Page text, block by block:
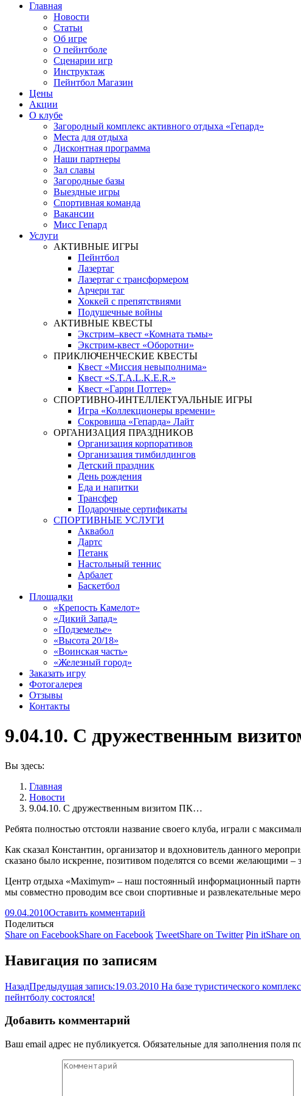
Главная
Новости
Статьи
Об игре
О пейнтболе
Сценарии игр
Инструктаж
Пейнтбол Магазин
Цены
Акции
О клубе
Загородный комплекс активного отдыха «Гепард»
Места для отдыха
Дисконтная программа
Наши партнеры
Зал славы
Загородные базы
Выездные игры
Спортивная команда
Вакансии
Мисс Гепард
Услуги
АКТИВНЫЕ ИГРЫ
Пейнтбол
Лазертаг
Лазертаг с трансформером
Арчери таг
Хоккей с препятствиями
Подушечные войны
АКТИВНЫЕ КВЕСТЫ
Экстрим–квест «Комната тьмы»
Экстрим-квест «Оборотни»
ПРИКЛЮЧЕНЧЕСКИЕ КВЕСТЫ
Квест «Миссия невыполнима»
Квест «S.T.A.L.K.E.R.»
Квест «Гарри Поттер»
СПОРТИВНО-ИНТЕЛЛЕКТУАЛЬНЫЕ ИГРЫ
Игра «Коллекционеры времени»
Сокровища «Гепарда» Лайт
ОРГАНИЗАЦИЯ ПРАЗДНИКОВ
Организация корпоративов
Организация тимбилдингов
Детский праздник
День рождения
Еда и напитки
Трансфер
Подарочные сертификаты
СПОРТИВНЫЕ УСЛУГИ
Аквабол
Дартс
Петанк
Настольный теннис
Арбалет
Баскетбол
Площадки
«Крепость Камелот»
«Дикий Запад»
«Подземелье»
«Высота 20/18»
«Воинская часть»
«Железный город»
Заказать игру
Фотогалерея
Отзывы
Контакты
9.04.10. С дружественным
Вы здесь:
Главная
Новости
9.04.10. С дружественным визитом ПК…
Ребята полностью отстояли название своего клуба, играли с
Как сказал Константин, организатор и вдохновитель данного
сказано было искренне, позитивом поделятся со всеми желающими –
Центр отдыха «Maximym» – наш постоянный информационный
мы совместно проводим все свои спортивные и развлекательные
09.04.2010Оставить комментарий
Поделиться
Share on FacebookShare on Facebook TweetShare on Twitter Pin itShare
Навигация по записям
НазадПредыдущая запись:19.03.2010 На базе туристического
пейнтболу состоялся!
Добавить комментарий
Ваш email адрес не публикуется. Обязательные для заполнения поля